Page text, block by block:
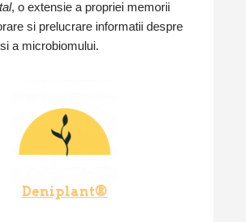
, o extensie a propriei memorii
si prelucrare informatii despre
a microbiomului.
Deniplant®